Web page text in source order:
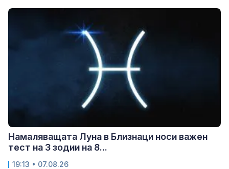
Намаляващата Луна в Близнаци носи важен
тест на 3 зодии на 8...
19:13 • 07.08.26